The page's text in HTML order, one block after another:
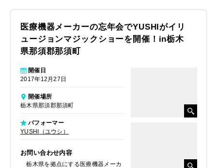
医療機器メーカーの忘年会でYUSHIがイリ
ュージョンマジックショーを開催！in栃木
県那須郡那須町
開催日
2017年12月27日
開催場所
栃木県那須郡那須町
パフォーマー
YUSHI（ユウシ）
お問い合わせ内容
栃木県を拠点にする医療機器メーカ